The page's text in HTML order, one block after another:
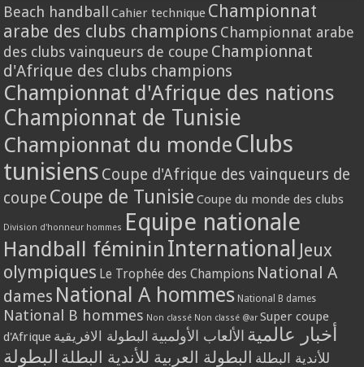
Beach handball Cahier technique Championnat
arabe des clubs champions Championnat arabe
des clubs vainqueurs de coupe Championnat
d'Afrique des clubs champions
Championnat d'Afrique des nations
Championnat de Tunisie
Championnat du monde Clubs
tunisiens Coupe d'Afrique des vainqueurs de
coupe Coupe de Tunisie Coupe du monde des clubs
Division d'honneur hommes Equipe nationale
Handball féminin International
Jeux
olympiques Le Trophée des Champions National A
dames National A hommes National B dames
National B hommes Non classé Non classé @ar Super coupe
d'Afrique
أخبار عالمية الألعاب الأولمبية البطولة الافريقية
للأندية البطلة البطولة العربية للأندية البطلة البطولة